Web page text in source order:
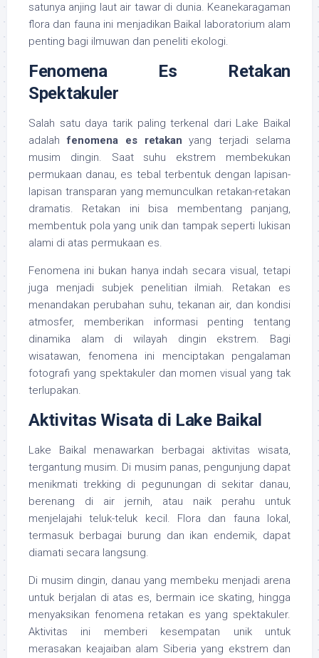
satunya anjing laut air tawar di dunia. Keanekaragaman
flora dan fauna ini menjadikan Baikal laboratorium alam
penting bagi ilmuwan dan peneliti ekologi.
Fenomena Es Retakan
Spektakuler
Salah satu daya tarik paling terkenal dari Lake Baikal
adalahfenomena es retakan yang terjadi selama
musim dingin. Saat suhu ekstrem membekukan
permukaan danau, es tebal terbentuk dengan lapisan-
lapisan transparan yang memunculkan retakan-retakan
dramatis. Retakan ini bisa membentang panjang,
membentuk pola yang unik dan tampak seperti lukisan
alami di atas permukaan es.
Fenomena ini bukan hanya indah secara visual, tetapi
juga menjadi subjek penelitian ilmiah. Retakan es
menandakan perubahan suhu, tekanan air, dan kondisi
atmosfer, memberikan informasi penting tentang
dinamika alam di wilayah dingin ekstrem. Bagi
wisatawan, fenomena ini menciptakan pengalaman
fotografi yang spektakuler dan momen visual yang tak
terlupakan.
Aktivitas Wisata di Lake Baikal
Lake Baikal menawarkan berbagai aktivitas wisata,
tergantung musim. Di musim panas, pengunjung dapat
menikmati trekking di pegunungan di sekitar danau,
berenang di air jernih, atau naik perahu untuk
menjelajahi teluk-teluk kecil. Flora dan fauna lokal,
termasuk berbagai burung dan ikan endemik, dapat
diamati secara langsung.
Di musim dingin, danau yang membeku menjadi arena
untuk berjalan di atas es, bermain ice skating, hingga
menyaksikan fenomena retakan es yang spektakuler.
Aktivitas ini memberi kesempatan unik untuk
merasakan keajaiban alam Siberia yang ekstrem dan